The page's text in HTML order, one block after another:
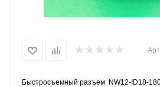
Быстросъемный разъем NW12-ID18-